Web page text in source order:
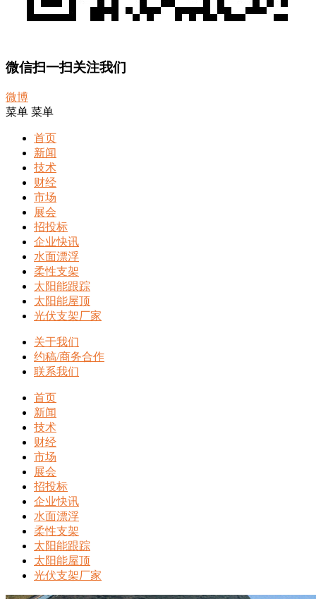
微信扫一扫关注我们
微博
菜单 菜单
首页
新闻
技术
财经
市场
展会
招投标
企业快讯
水面漂浮
柔性支架
太阳能跟踪
太阳能屋顶
光伏支架厂家
关于我们
约稿/商务合作
联系我们
首页
新闻
技术
财经
市场
展会
招投标
企业快讯
水面漂浮
柔性支架
太阳能跟踪
太阳能屋顶
光伏支架厂家